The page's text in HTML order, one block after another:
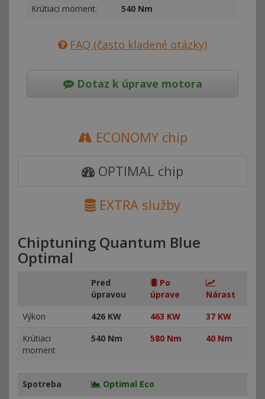
Krútiaci moment:
540 Nm
FAQ (často kladené otázky)
Dotaz k úprave motora
ECONOMY chip
OPTIMAL chip
EXTRA služby
Chiptuning Quantum Blue
Optimal
Pred
úpravou
Po
úprave
Nárast
Výkon
426 KW 463 KW
37 KW
Krútiaci
moment
540 Nm 580 Nm 40 Nm
Spotreba
Optimal Eco